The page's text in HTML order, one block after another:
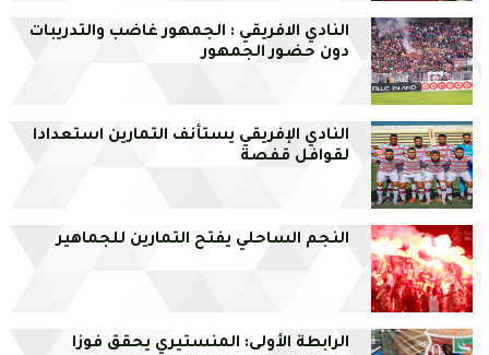
النادي الافريقي : الجمهور غاضب والتدريبات
دون حضور الجمهور
النادي الإفريقي يستأنف التمارين استعدادا
لقوافل قفصة
النجم الساحلي يفتح التمارين للجماهير
الرابطة الأولى: المنستيري يحقق فوزا